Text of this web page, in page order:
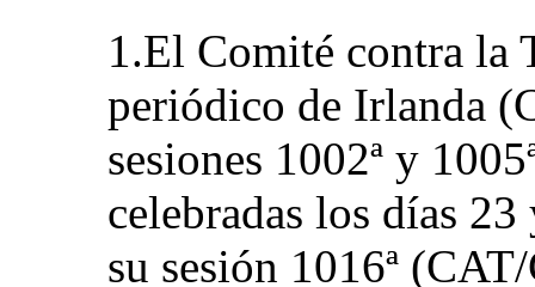
1.El Comité contra la
periódico de Irlanda
sesiones 1002ª y
celebradas los días
su sesión 1016ª